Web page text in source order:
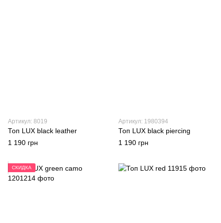
Артикул: 8019
Топ LUX black leather
1 190 грн
Артикул: 1980394
Топ LUX black piercing
1 190 грн
СКИДКА